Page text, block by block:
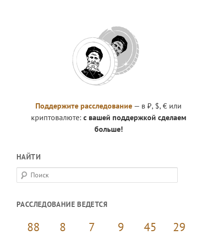
Поддержите расследование — в ₽, $, € или
криптовалюте: с вашей поддержкой сделаем
больше!
НАЙТИ
П
о
с
РАССЛЕДОВАНИЕ ВЕДЕТСЯ
88 8 7 9 45 30